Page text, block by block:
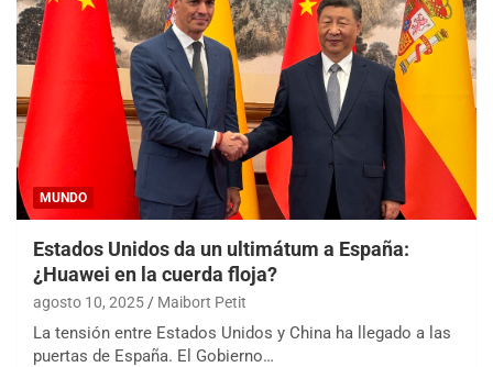
MUNDO
Estados Unidos da un ultimátum a España:
¿Huawei en la cuerda floja?
agosto 10, 2025 Maibort Petit
La tensión entre Estados Unidos y China ha llegado a las
puertas de España. El Gobierno…